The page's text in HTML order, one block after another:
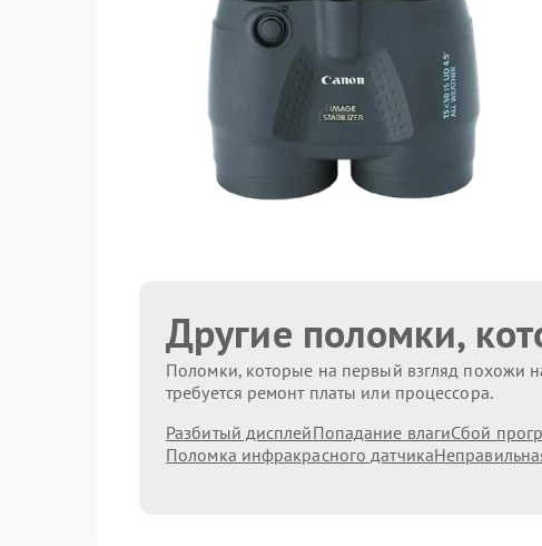
Другие поломки,
Поломки, которые на первый взгляд похожи
требуется ремонт платы или процессора.
Разбитый дисплейПопадание влагиСбой
Поломка инфракрасного датчика